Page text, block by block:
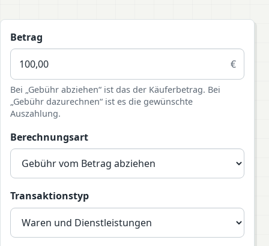
Betrag
€
Bei „Gebühr abziehen“ ist das der Käuferbetrag. Bei
„Gebühr dazurechnen“ ist es die gewünschte
Auszahlung.
Berechnungsart
Transaktionstyp